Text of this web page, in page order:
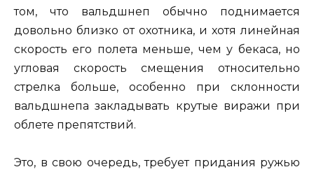
том, что вальдшнеп обычно поднимается
довольно близко от охотника, и хотя линейная
скорость его полета меньше, чем у бекаса, но
угловая скорость смещения относительно
стрелка больше, особенно при склонности
вальдшнепа закладывать крутые виражи при
облете препятствий.
Это, в свою очередь, требует придания ружью